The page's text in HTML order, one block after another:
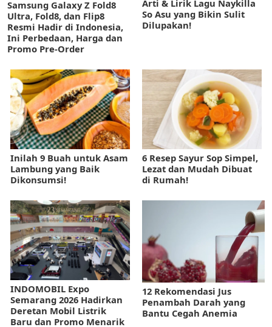
Samsung Galaxy Z Fold8
Ultra, Fold8, dan Flip8
Resmi Hadir di Indonesia,
Ini Perbedaan, Harga dan
Promo Pre-Order
Arti & Lirik Lagu Naykilla
So Asu yang Bikin Sulit
Dilupakan!
Inilah 9 Buah untuk Asam
Lambung yang Baik
Dikonsumsi!
6 Resep Sayur Sop Simpel,
Lezat dan Mudah Dibuat
di Rumah!
INDOMOBIL Expo
Semarang 2026 Hadirkan
Deretan Mobil Listrik
Baru dan Promo Menarik
12 Rekomendasi Jus
Penambah Darah yang
Bantu Cegah Anemia